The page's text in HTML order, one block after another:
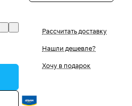
Рассчитать доставку
Нашли дешевле?
Хочу в подарок